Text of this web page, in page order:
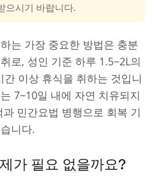
으시기 바랍니다.
는 가장 중요한 방법은 충분
로, 성인 기준 하루 1.5~2L의
간 이상 휴식을 취하는 것입니
7~10일 내에 자연 치유되지
민간요법 병행으로 회복 기
니다.
가 필요 없을까요?